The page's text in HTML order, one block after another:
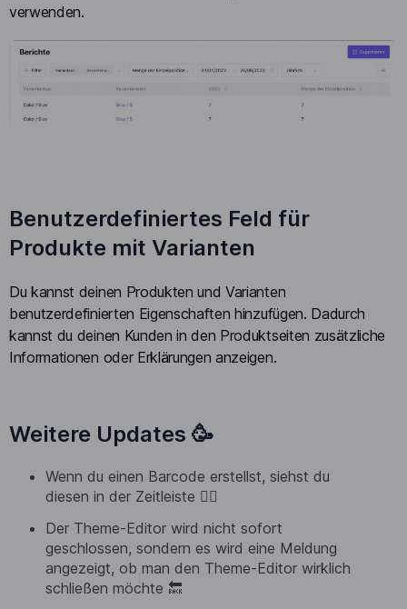
verwenden.
Benutzerdefiniertes Feld für
Produkte mit Varianten
Du kannst deinen Produkten und Varianten
benutzerdefinierten Eigenschaften hinzufügen. Dadurch
kannst du deinen Kunden in den Produktseiten zusätzliche
Informationen oder Erklärungen anzeigen.
Weitere Updates 🥳
Wenn du einen Barcode erstellst, siehst du
diesen in der Zeitleiste 🏄‍♂️
Der Theme-Editor wird nicht sofort
geschlossen, sondern es wird eine Meldung
angezeigt, ob man den Theme-Editor wirklich
schließen möchte 🔙